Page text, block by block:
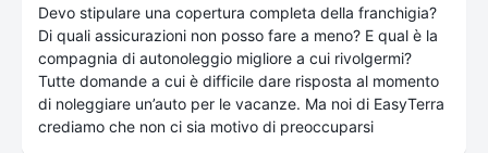
Devo stipulare una copertura completa della franchigia?
Di quali assicurazioni non posso fare a meno? E qual è la
compagnia di autonoleggio migliore a cui rivolgermi?
Tutte domande a cui è difficile dare risposta al momento
di noleggiare un’auto per le vacanze. Ma noi di EasyTerra
crediamo che non ci sia motivo di preoccuparsi